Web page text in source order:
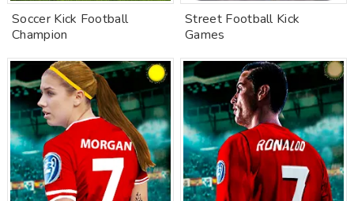
Soccer Kick Football
Champion
Street Football Kick
Games